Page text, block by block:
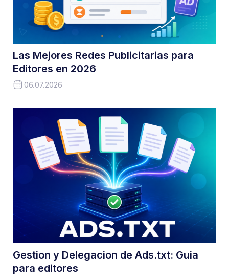
Las Mejores Redes Publicitarias para
Editores en 2026
06.07.2026
Gestion y Delegacion de Ads.txt: Guia
para editores